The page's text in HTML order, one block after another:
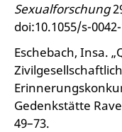
Sexualforschung
doi:10.1055/s-
Eschebach, Insa.
Gedenkstätte
49–73.